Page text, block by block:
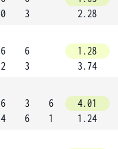
0
3
2.28
6
2
6
3
1.28
3.74
6
4
3
6
6
1
4.01
1.24